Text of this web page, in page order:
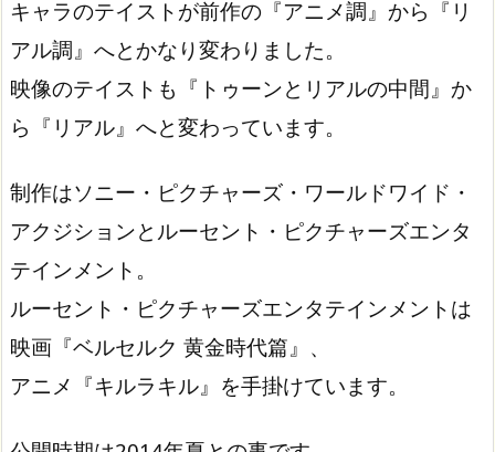
キャラのテイストが前作の『アニメ調』から『リ
アル調』へとかなり変わりました。
映像のテイストも『トゥーンとリアルの中間』か
ら『リアル』へと変わっています。
制作はソニー・ピクチャーズ・ワールドワイド・
アクジションとルーセント・ピクチャーズエンタ
テインメント。
ルーセント・ピクチャーズエンタテインメントは
映画『ベルセルク 黄金時代篇』、
アニメ『キルラキル』を手掛けています。